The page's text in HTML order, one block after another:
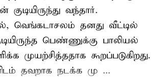
வந்தார்.
வெங்கடாசலம் தனது வீட்டில்
பெண்ணுக்கு பாலியல்
முயற்சித்ததாக கூறப்படுகிறது.
தவறாக நடக்க மு ...